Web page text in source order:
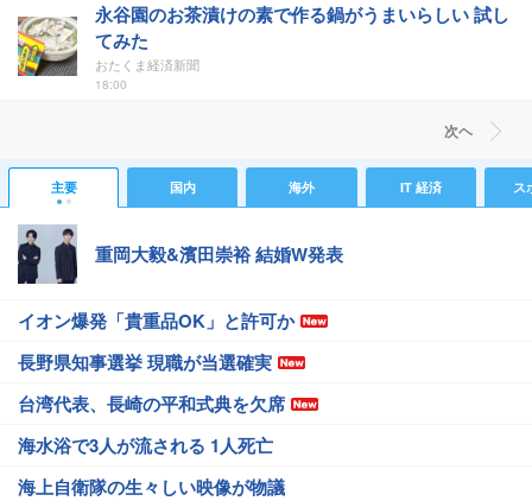
永谷園のお茶漬けの素で作る鍋がうまいらしい 試し
てみた
おたくま経済新聞
18:00
次ヘ
主要 国内 海外 IT 経済 ス
重岡大毅&濱田崇裕 結婚W発表
イオン爆発「貴重品OK」と許可か
長野県知事選挙 現職が当選確実
台湾代表、長崎の平和式典を欠席
海水浴で3人が流される 1人死亡
海上自衛隊の生々しい映像が物議